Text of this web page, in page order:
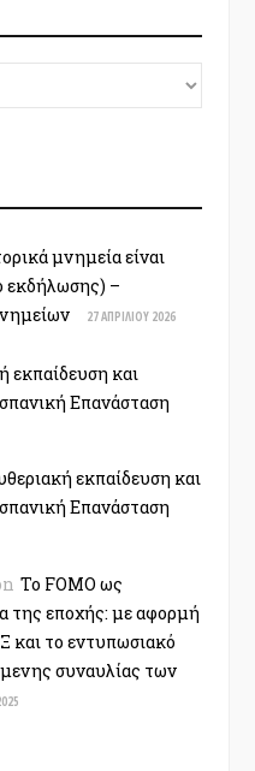
μνημεία είναι
εκδήλωσης) –
27 ΑΠΡΙΛΊΟΥ 2026
εκπαίδευση και
Επανάσταση
εκπαίδευση και
Επανάσταση
Το FOMO ως
της εποχής: με αφορμή
και το εντυπωσιακό
συναυλίας των